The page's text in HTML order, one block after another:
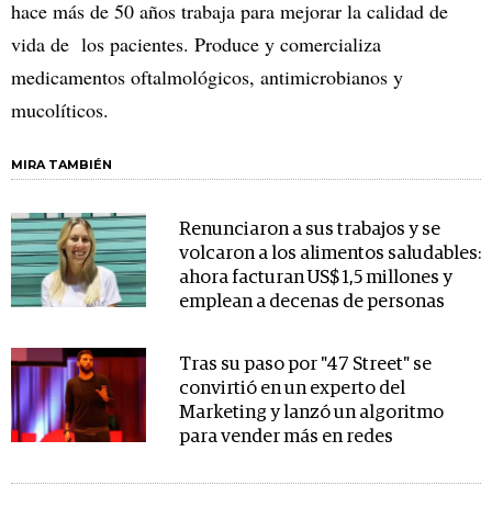
hace más de 50 años trabaja para mejorar la calidad de
vida de los pacientes. Produce y comercializa
medicamentos oftalmológicos, antimicrobianos y
mucolíticos.
MIRA TAMBIÉN
Renunciaron a sus trabajos y se
volcaron a los alimentos saludables:
ahora facturan US$ 1,5 millones y
emplean a decenas de personas
Tras su paso por "47 Street" se
convirtió en un experto del
Marketing y lanzó un algoritmo
para vender más en redes